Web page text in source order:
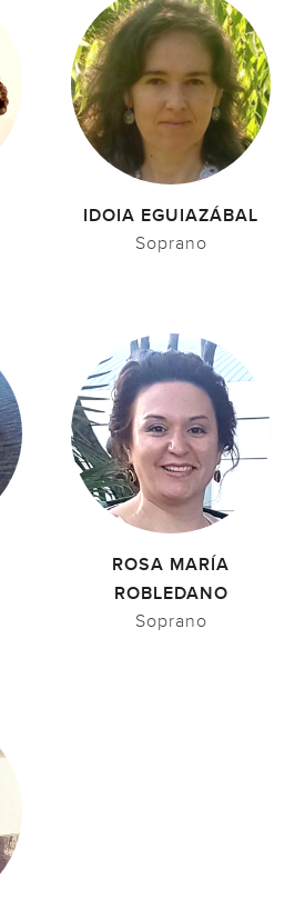
IDOIA EGUIAZÁBAL
Soprano
ROSA MARÍA
ROBLEDANO
Soprano